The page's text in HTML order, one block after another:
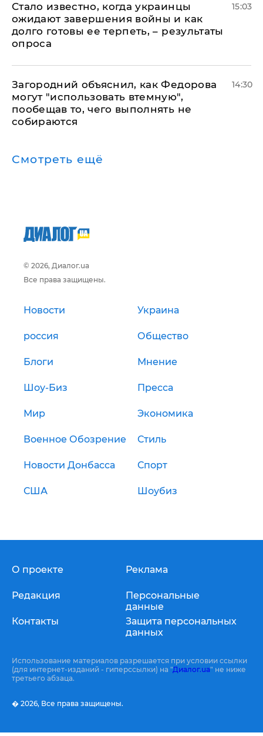
Стало известно, когда украинцы
ожидают завершения войны и как
долго готовы ее терпеть, – результаты
опроса
15:03
Загородний объяснил, как Федорова
могут "использовать втемную",
пообещав то, чего выполнять не
собираются
14:30
Смотреть ещё
© 2026, Диалог.ua
Все права защищены.
Новости Украина
россия Общество
Блоги Мнение
Шоу-Биз Пресса
Мир Экономика
Военное Обозрение Стиль
Новости Донбасса Спорт
США Шоубиз
О проекте
Редакция
Контакты
Реклама
Персональные
данные
Защита персональных
данных
Использование материалов разрешается при условии ссылки
(для интернет-изданий - гиперссылки) на "Диалог.ua" не ниже
третьего абзаца.
� 2026, Все права защищены.